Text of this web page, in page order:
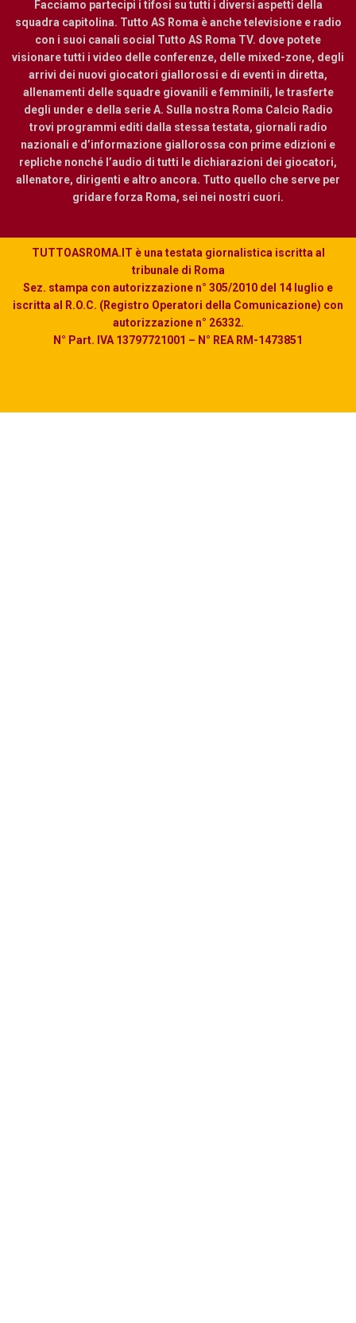
Facciamo partecipi i tifosi su tutti i diversi aspetti della
squadra capitolina. Tutto AS Roma è anche televisione e radio
con i suoi canali social Tutto AS Roma TV. dove potete
visionare tutti i video delle conferenze, delle mixed-zone, degli
arrivi dei nuovi giocatori giallorossi e di eventi in diretta,
allenamenti delle squadre giovanili e femminili, le trasferte
degli under e della serie A. Sulla nostra Roma Calcio Radio
trovi programmi editi dalla stessa testata, giornali radio
nazionali e d’informazione giallorossa con prime edizioni e
repliche nonché l’audio di tutti le dichiarazioni dei giocatori,
allenatore, dirigenti e altro ancora. Tutto quello che serve per
gridare forza Roma, sei nei nostri cuori.
TUTTOASROMA.IT è una testata giornalistica iscritta al
tribunale di Roma
Sez. stampa con autorizzazione n° 305/2010 del 14 luglio e
iscritta al R.O.C. (Registro Operatori della Comunicazione) con
autorizzazione n° 26332.
N° Part. IVA 13797721001 – N° REA RM-1473851